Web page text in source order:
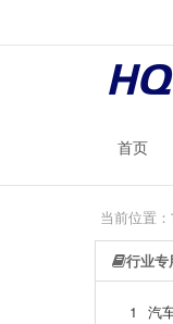
首页
当前位置：
行业专
1 汽